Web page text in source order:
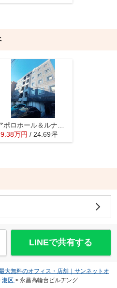
万円 / 24.69坪
LINEで共有する
大無料のオフィス・店舗｜サンネットオ
港区 > 永昌高輪台ビルヂング